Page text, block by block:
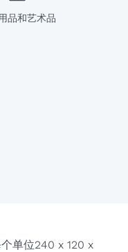
品和艺术品
单位240 x 120 x